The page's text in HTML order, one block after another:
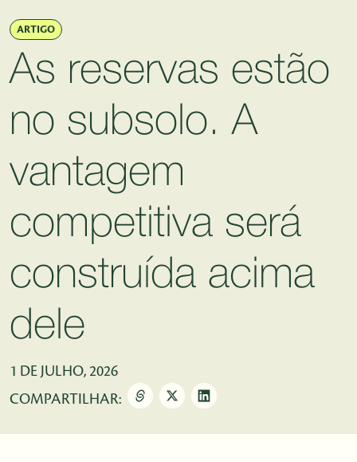
ARTIGO
As reservas estão
no subsolo. A
vantagem
competitiva será
construída acima
dele
1 DE JULHO, 2026
COMPARTILHAR: